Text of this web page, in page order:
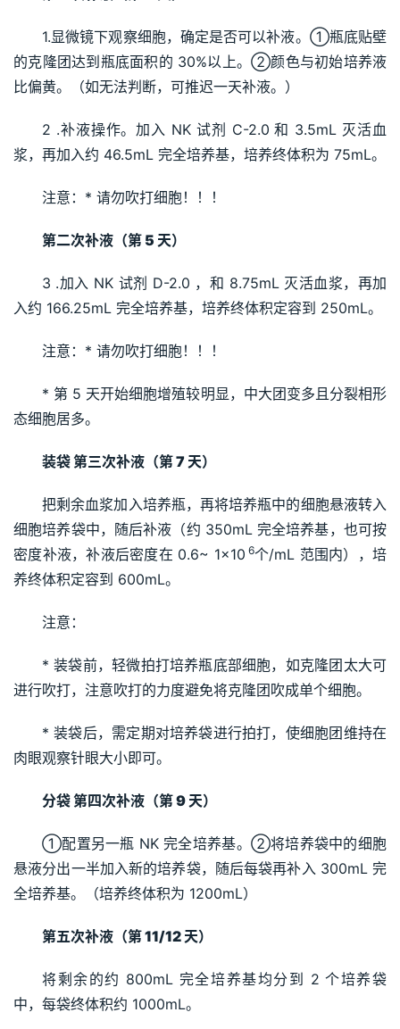
1.显微镜下观察细胞，确定是否可以补液。①瓶底贴壁
的克隆团达到瓶底面积的 30%以上。②颜色与初始培养液
比偏黄。（如无法判断，可推迟一天补液。）
2 .补液操作。加入 NK 试剂 C-2.0 和 3.5mL 灭活血
浆，再加入约 46.5mL 完全培养基，培养终体积为 75mL。
注意：* 请勿吹打细胞！！！
第二次补液（第 5 天）
3 .加入 NK 试剂 D-2.0 ，和 8.75mL 灭活血浆，再加
入约 166.25mL 完全培养基，培养终体积定容到 250mL。
注意：* 请勿吹打细胞！！！
* 第 5 天开始细胞增殖较明显，中大团变多且分裂相形
态细胞居多。
装袋 第三次补液（第 7 天）
把剩余血浆加入培养瓶，再将培养瓶中的细胞悬液转入
细胞培养袋中，随后补液（约 350mL 完全培养基，也可按
密度补液，补液后密度在 0.6~ 1×10 6个/mL 范围内），培
养终体积定容到 600mL。
注意：
* 装袋前，轻微拍打培养瓶底部细胞，如克隆团太大可
进行吹打，注意吹打的力度避免将克隆团吹成单个细胞。
* 装袋后，需定期对培养袋进行拍打，使细胞团维持在
肉眼观察针眼大小即可。
分袋 第四次补液（第 9 天）
①配置另一瓶 NK 完全培养基。②将培养袋中的细胞
悬液分出一半加入新的培养袋，随后每袋再补入 300mL 完
全培养基。（培养终体积为 1200mL）
第五次补液（第 11/12 天）
将剩余的约 800mL 完全培养基均分到 2 个培养袋
中，每袋终体积约 1000mL。